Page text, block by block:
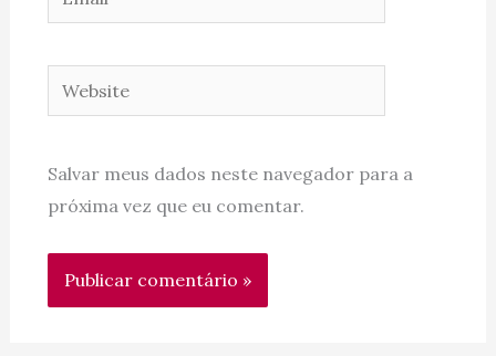
Website
Salvar meus dados neste navegador para a
próxima vez que eu comentar.